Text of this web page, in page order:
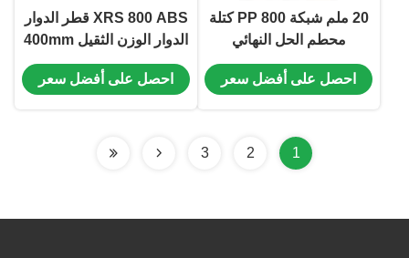
20 ملم شبكة 800 PP كتلة
محطم الحل النهائي
للاحتياجات تحطيم
احصل على أفضل سعر
XRS 800 ABS قطر الدوار
الدوار الوزن الثقيل 400mm
احصل على أفضل سعر
1
2
3